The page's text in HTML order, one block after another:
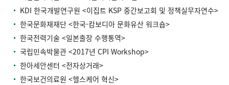
KDI 한국개발연구원 <이집트 KSP 중간보고회 및 정책실무자연수>
한국문화재재단 <한국-캄보디아 문화유산 워크숍>
한국전력기술 <일본출장 수행통역>
국립민속박물관 <2017년 CPI Workshop>
한아세안센터 <전자상거래>
한국보건의료원 <헬스케어 혁신>